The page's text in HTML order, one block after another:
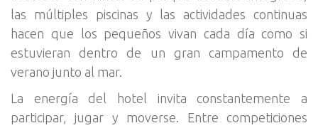
las múltiples piscinas y las actividades continuas
hacen que los pequeños vivan cada día como si
estuvieran dentro de un gran campamento de
verano junto al mar.
La energía del hotel invita constantemente a
participar, jugar y moverse. Entre competiciones